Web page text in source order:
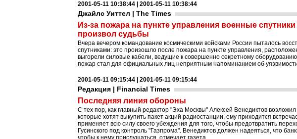
2001-05-11 10:38:44 | 2001-05-11 10:38:44
Джайлс Уиттел | The Times
Из-за пожара на пункте управления военные
произвол судьбы
Вчера вечером командование космическими войсками России пыталось
спутниками: это произошло после пожара на пункте управления,
выгорели силовые кабели, ведущие к совершенно секретному
пожар стал для официальных лиц неприятным напоминанием об
2001-05-11 09:15:44 | 2001-05-11 09:15:44
Редакция | Financial Times
Последняя линия обороны
С тех пор, как главный редактор "Эха Москвы" Алексей Венедиктов
которые хотят выкупить пакет акций радиостанции, ему приходится
применяет всю силу своего убеждения для того, чтобы предотвратить
Гусинского под контроль "Газпрома". Венедиктов должен надеяться, что
чтобы к нему прислушаться, отмечает газета.